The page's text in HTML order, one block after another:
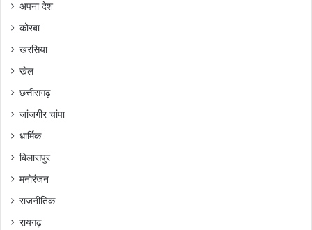
अपना देश
कोरबा
खरसिया
खेल
छत्तीसगढ़
जांजगीर चांपा
धार्मिक
बिलासपुर
मनोरंजन
राजनीतिक
रायगढ़